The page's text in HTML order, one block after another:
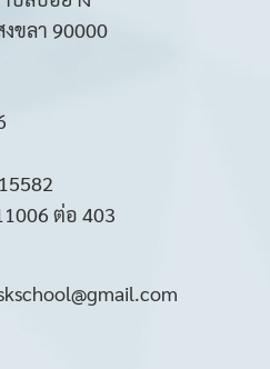
งขลา 90000
ต่อ 403